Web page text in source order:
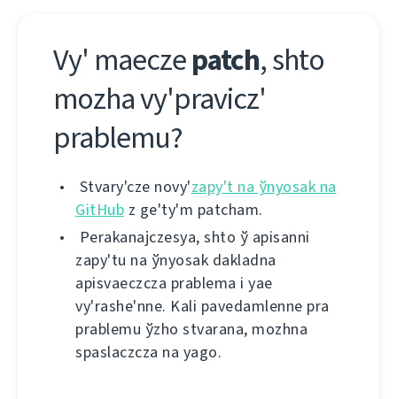
Vy' maeczepatch, shto
mozha vy'pravіcz'
prablemu?
Stvary'cze novy'zapy't na ўnyosak na
GitHub z ge'ty'm patcham.
Perakanajczesya, shto ў apіsannі
zapy'tu na ўnyosak dakladna
apіsvaeczcza prablema і yae
vy'rashe'nne. Kalі pavedamlenne pra
prablemu ўzho stvarana, mozhna
spaslaczcza na yago.